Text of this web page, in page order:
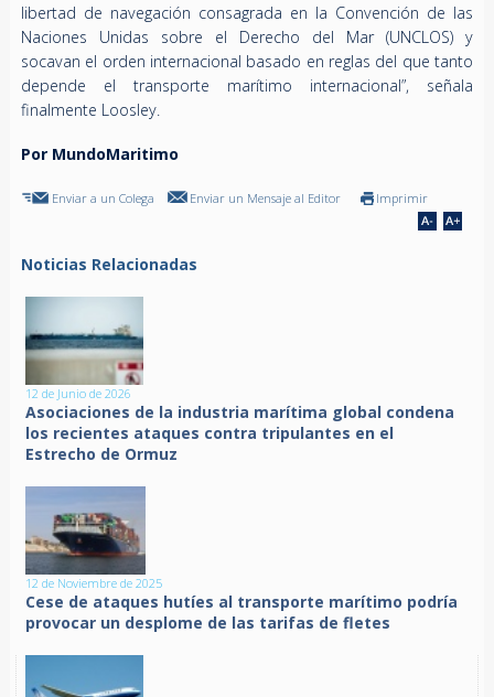
libertad de navegación consagrada en la Convención de las
Naciones Unidas sobre el Derecho del Mar (UNCLOS) y
socavan el orden internacional basado en reglas del que tanto
depende el transporte marítimo internacional”, señala
finalmente Loosley.
Por MundoMaritimo
Enviar a un Colega Enviar un Mensaje al Editor Imprimir
Noticias Relacionadas
12 de Junio de 2026
Asociaciones de la industria marítima global condena
los recientes ataques contra tripulantes en el
Estrecho de Ormuz
12 de Noviembre de 2025
Cese de ataques hutíes al transporte marítimo podría
provocar un desplome de las tarifas de fletes